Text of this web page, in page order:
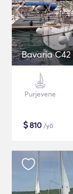
Bavaria C42
Purjevene
$810 /yö